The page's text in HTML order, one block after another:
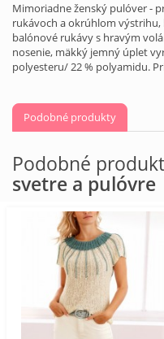
Mimoriadne ženský pulóver -
rukávoch a okrúhlom
balónové rukávy s hravým
nosenie, mäkký jemný úplet
polyesteru/ 22 % polyamidu.
Podobné produkty
Podobné
svetre a pulóvre